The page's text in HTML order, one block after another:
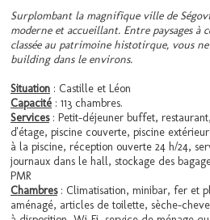
Surplombant la magnifique ville de
moderne et accueillant. Entre paysages à
classée au patrimoine histotirque, vous
building dans le environs.
Situation : Castille et Léon
Capacité : 113 chambres.
Services: Petit-déjeuner buffet,
d'étage, piscine couverte, piscine
à la piscine, réception ouverte 24 h/24,
journaux dans le hall, stockage des
PMR
Chambres: Climatisation, minibar, fer et
aménagé, articles de toilette, sèche-